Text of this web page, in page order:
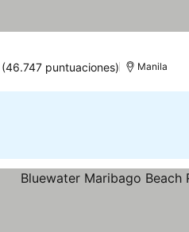
(46.747 puntuaciones) Manila